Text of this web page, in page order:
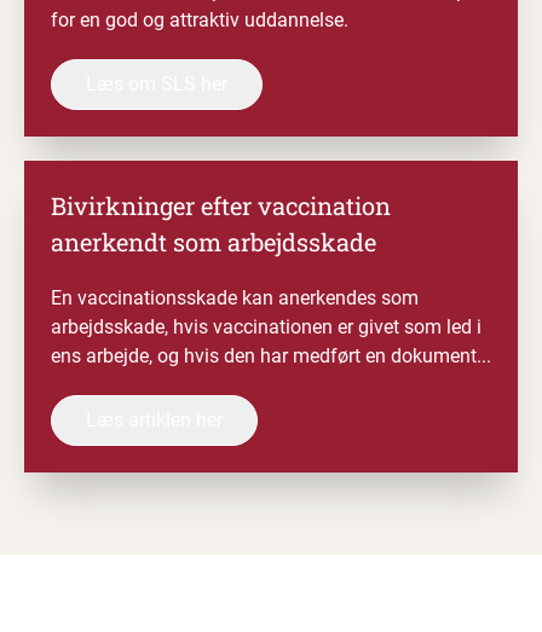
for en god og attraktiv uddannelse.
Bivirkninger efter vaccination
anerkendt som arbejdsskade
En vaccinationsskade kan anerkendes som
arbejdsskade, hvis vaccinationen er givet som led i
ens arbejde, og hvis den har medført en dokument...